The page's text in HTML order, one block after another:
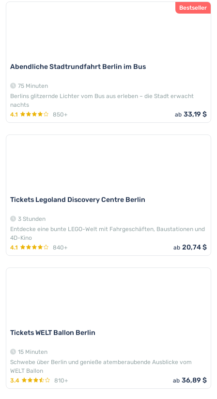
Bestseller
Abendliche Stadtrundfahrt Berlin im Bus
75 Minuten
Berlins glitzernde Lichter vom Bus aus erleben – die Stadt erwacht
nachts
4.1
850+ ab 33,19 $
Tickets Legoland Discovery Centre Berlin
3 Stunden
Entdecke eine bunte LEGO-Welt mit Fahrgeschäften, Baustationen und
4D-Kino
4.1
840+ ab 20,74 $
Tickets WELT Ballon Berlin
15 Minuten
Schwebe über Berlin und genieße atemberaubende Ausblicke vom
WELT Ballon
3.4
810+ ab 36,89 $